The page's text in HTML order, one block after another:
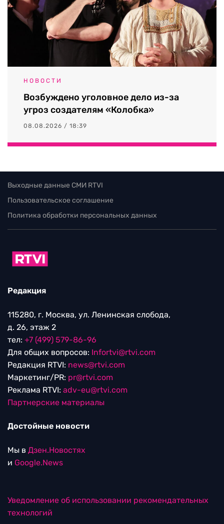
НОВОСТИ
Возбуждено уголовное дело из-за
угроз создателям «Колобка»
08.08.2026 / 18:39
Выходные данные СМИ RTVI
Пользовательское соглашение
Политика обработки персональных данных
Редакция
115280, г. Москва, ул. Ленинская слобода,
д. 26, этаж 2
тел: +7 (499) 579-86-96
Для общих вопросов: Infortvi@rtvi.com
Редакция RTVI: news@rtvi.com
Маркетинг/PR: pr@rtvi.com
Реклама RTVI: adv-eu@rtvi.com
Партнерские материалы
Достойные новости
Мы в Дзен.Новостях
и Google.News
Уведомление об использовании рекомендательных
технологий